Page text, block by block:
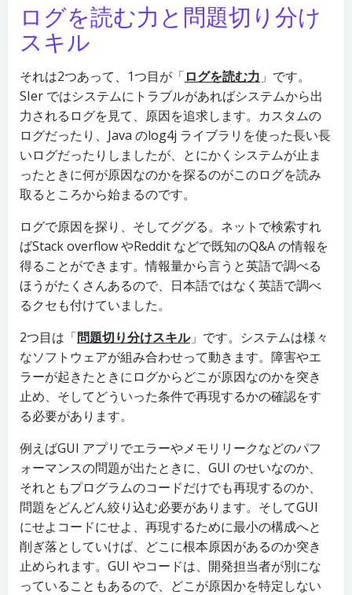
ログを読む力と問題切り分け
スキル
それは2つあって、1つ目が「ログを読む力 」です。
SIer ではシステムにトラブルがあればシステムから出
力されるログを見て、原因を追求します。カスタムの
ログだったり、Java のlog4j ライブラリを使った長い長
いログだったりしましたが、とにかくシステムが止ま
ったときに何が原因なのかを探るのがこのログを読み
取るところから始まるのです。
ログで原因を探り、そしてググる。ネットで検索すれ
ばStack overflow やReddit などで既知のQ&A の情報を
得ることができます。情報量から言うと英語で調べる
ほうがたくさんあるので、日本語ではなく英語で調べ
るクセも付けていました。
2つ目は「問題切り分けスキル」です。システムは様々
なソフトウェアが組み合わせって動きます。障害やエ
ラーが起きたときにログからどこが原因なのかを突き
止め、そしてどういった条件で再現するかの確認をす
る必要があります。
例えばGUI アプリでエラーやメモリリークなどのパフ
ォーマンスの問題が出たときに、GUI のせいなのか、
それともプログラムのコードだけでも再現するのか、
問題をどんどん絞り込む必要があります。そしてGUI
にせよコードにせよ、再現するために最小の構成へと
削ぎ落としていけば、どこに根本原因があるのか突き
止められます。GUI やコードは、開発担当者が別にな
っていることもあるので、どこが原因かを特定しない